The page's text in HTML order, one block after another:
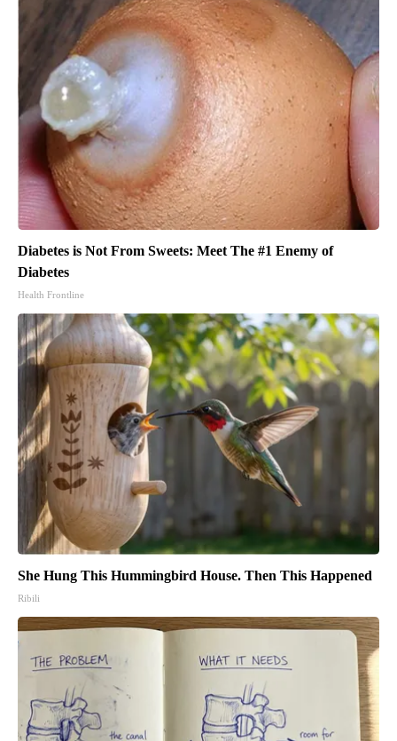
Diabetes is Not From Sweets: Meet The #1 Enemy of
Diabetes
Health Frontline
She Hung This Hummingbird House. Then This Happened
Ribili